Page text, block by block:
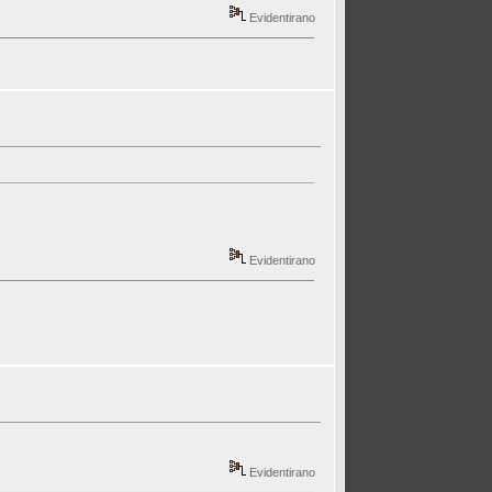
Evidentirano
Evidentirano
Evidentirano